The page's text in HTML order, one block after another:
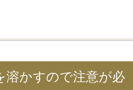
溶かすので注意が必